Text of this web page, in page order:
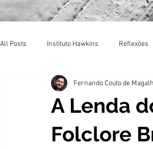
All Posts Instituto Hawkins Reflexões
A Lenda
Folclore
Fernando Couto de